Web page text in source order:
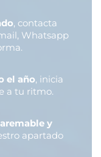
, contacta
Whatsapp
el año, inicia
a tu ritmo.
y
apartado